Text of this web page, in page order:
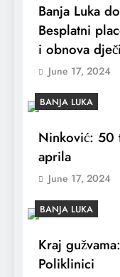
Banja Luka
Besplatni
i obnova
June 17, 2024
BANJA LUKA
Ninković: 50
aprila
June 17, 2024
BANJA LUKA
Kraj
Poliklinici